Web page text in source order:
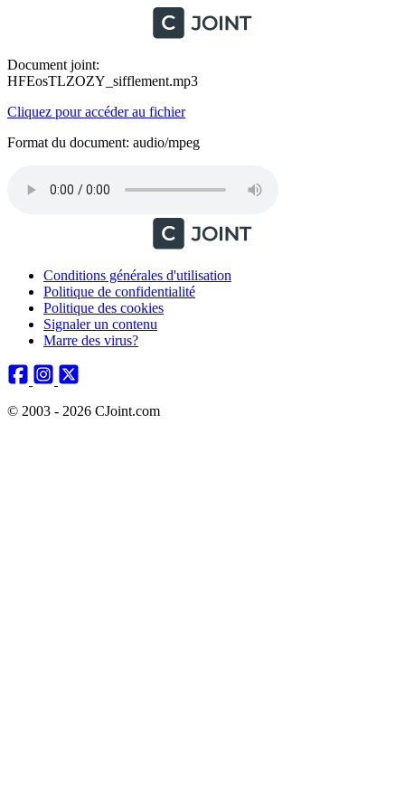
Document joint:
HFEosTLZOZY_sifflement.mp3
Cliquez pour accéder au fichier
Format du document: audio/mpeg
Conditions générales d'utilisation
Politique de confidentialité
Politique des cookies
Signaler un contenu
Marre des virus?
© 2003 - 2026 CJoint.com